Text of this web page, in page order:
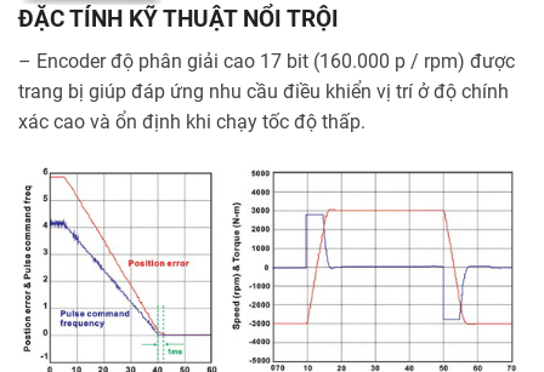
ĐẶC TÍNH KỸ THUẬT NỔI TRỘI
– Encoder độ phân giải cao 17 bit (160.000 p / rpm) được
trang bị giúp đáp ứng nhu cầu điều khiển vị trí ở độ chính
xác cao và ổn định khi chạy tốc độ thấp.